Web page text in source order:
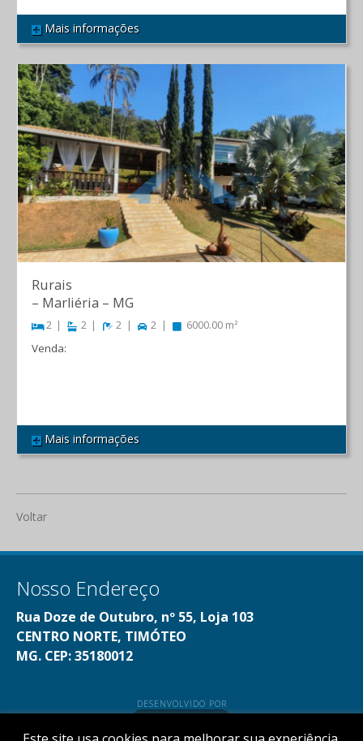
REF 598
Mais informações
REF 408
Rurais
– Marliéria – MG
2 2 2 2 6000.00 m²
Venda:
Mais informações
Voltar
Nosso Endereço
Rua Doze de Outubro, nº 55, Loja 103
CENTRO NORTE, TIMÓTEO
MG. CEP: 35180012
DESENVOLVIDO POR